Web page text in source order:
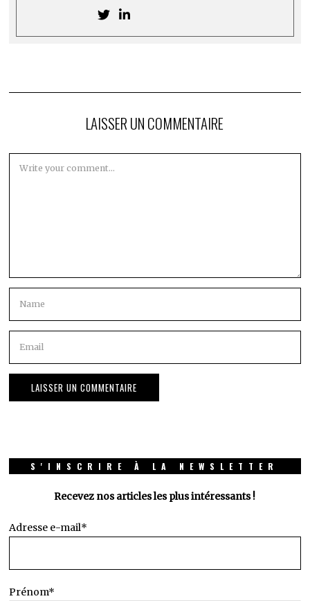
LAISSER UN COMMENTAIRE
S'INSCRIRE À LA NEWSLETTER
Recevez nos articles les plus intéressants !
Adresse e-mail*
Prénom*